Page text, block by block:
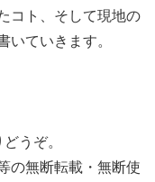
コト、そして現地の
いていきます。
どうぞ。
の無断転載・無断使